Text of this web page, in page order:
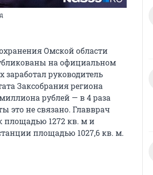
Омской области
на официальном
заработал руководитель
Заксобрания региона
рублей — в 4 раза
это не связано. Главврач
площадью 1272 кв. м и
площадью 1027,6 кв. м.